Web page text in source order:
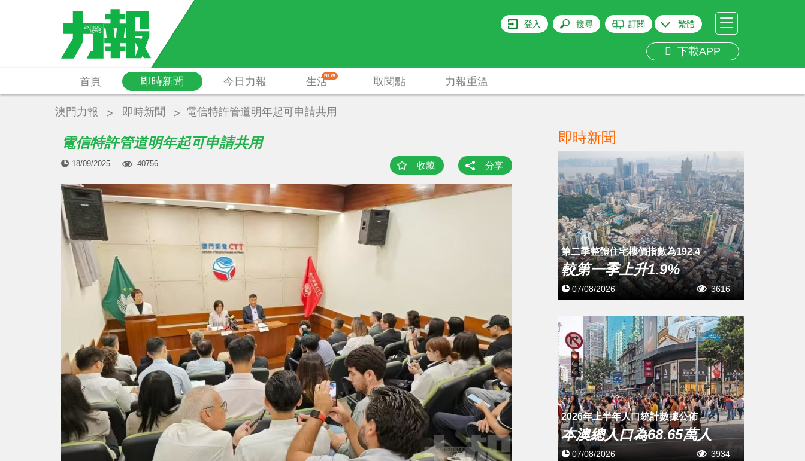
登入 搜尋 訂閱 繁體
下載APP
首頁 即時新聞 今日力報 生活NEW 取閱點 力報重溫
澳門力報 即時新聞 電信特許管道明年起可申請共用
電信特許管道明年起可申請共用
18/09/2025 40756 收藏 分享
即時新聞
第二季整體住宅樓價指數為192.4
較第一季上升1.9%
07/08/2026 3616
2026年上半年人口統計數據公佈
本澳總人口為68.65萬人
07/08/2026 3934